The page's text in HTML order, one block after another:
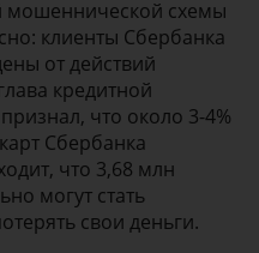
мошеннической схемы
клиенты Сбербанка
от действий
кредитной
что около 3-4%
Сбербанка
что 3,68 млн
могут стать
свои деньги.